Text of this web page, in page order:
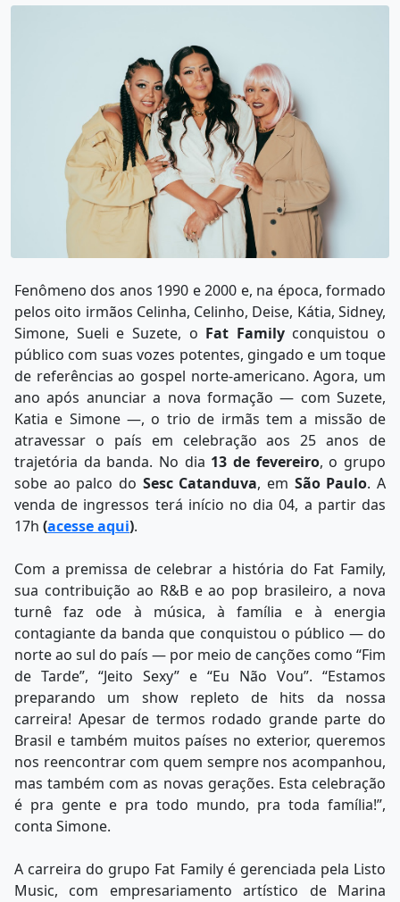
Fenômeno dos anos 1990 e 2000 e, na época, formado
pelos oito irmãos Celinha, Celinho, Deise, Kátia, Sidney,
Simone, Sueli e Suzete, o Fat Family conquistou o
público com suas vozes potentes, gingado e um toque
de referências ao gospel norte-americano. Agora, um
ano após anunciar a nova formação — com Suzete,
Katia e Simone —, o trio de irmãs tem a missão de
atravessar o país em celebração aos 25 anos de
trajetória da banda. No dia 13 de fevereiro, o grupo
sobe ao palco do Sesc Catanduva, em São Paulo. A
venda de ingressos terá início no dia 04, a partir das
17h (acesse aqui).
Com a premissa de celebrar a história do Fat Family,
sua contribuição ao R&B e ao pop brasileiro, a nova
turnê faz ode à música, à família e à energia
contagiante da banda que conquistou o público — do
norte ao sul do país — por meio de canções como “Fim
de Tarde”, “Jeito Sexy” e “Eu Não Vou”. “Estamos
preparando um show repleto de hits da nossa
carreira! Apesar de termos rodado grande parte do
Brasil e também muitos países no exterior, queremos
nos reencontrar com quem sempre nos acompanhou,
mas também com as novas gerações. Esta celebração
é pra gente e pra todo mundo, pra toda família!”,
conta Simone.
A carreira do grupo Fat Family é gerenciada pela Listo
Music, com empresariamento artístico de Marina